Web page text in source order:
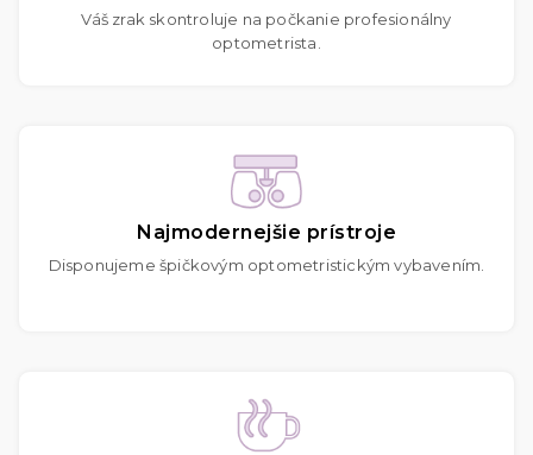
Váš zrak skontroluje na počkanie profesionálny
optometrista.
Najmodernejšie prístroje
Disponujeme špičkovým optometristickým vybavením.